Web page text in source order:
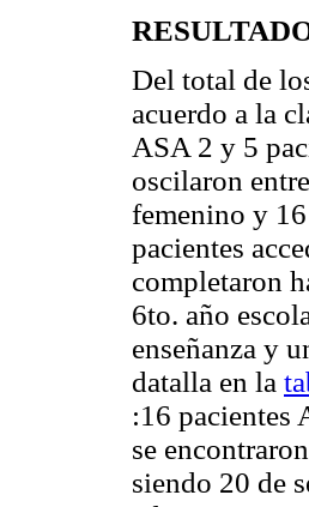
Del total de
acuerdo a la
ASA 2 y 5
oscilaron
femenino y
pacientes
completaron
6to. año
enseñanza y
datalla en la
:16 pacientes
se
siendo 20 de